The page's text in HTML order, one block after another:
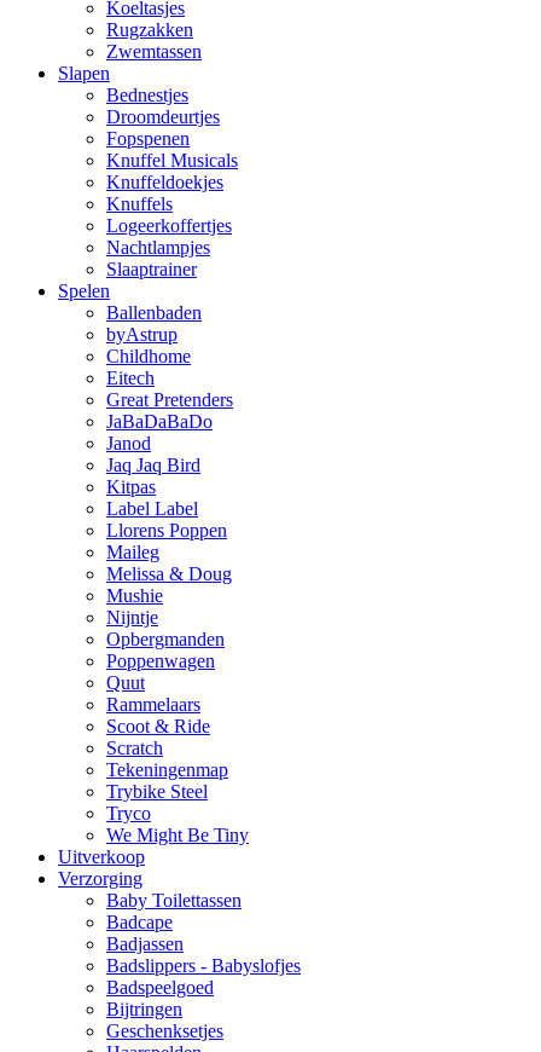
Koeltasjes
Rugzakken
Zwemtassen
Slapen
Bednestjes
Droomdeurtjes
Fopspenen
Knuffel Musicals
Knuffeldoekjes
Knuffels
Logeerkoffertjes
Nachtlampjes
Slaaptrainer
Spelen
Ballenbaden
byAstrup
Childhome
Eitech
Great Pretenders
JaBaDaBaDo
Janod
Jaq Jaq Bird
Kitpas
Label Label
Llorens Poppen
Maileg
Melissa & Doug
Mushie
Nijntje
Opbergmanden
Poppenwagen
Quut
Rammelaars
Scoot & Ride
Scratch
Tekeningenmap
Trybike Steel
Tryco
We Might Be Tiny
Uitverkoop
Verzorging
Baby Toilettassen
Badcape
Badjassen
Badslippers - Babyslofjes
Badspeelgoed
Bijtringen
Geschenksetjes